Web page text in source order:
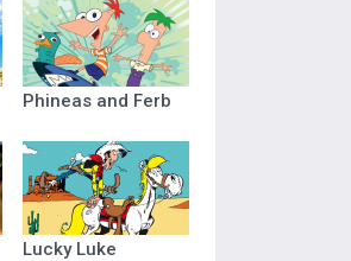
Phineas and Ferb
Lucky Luke